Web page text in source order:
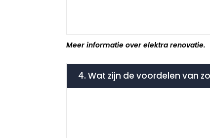
Meer informatie over elektra renovatie.
4. Wat zijn de voordelen van